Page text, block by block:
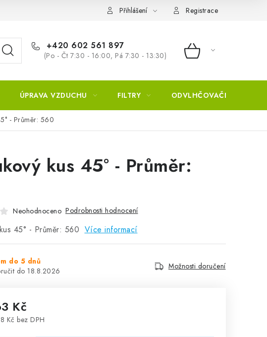
Přihlášení Registrace
+420 602 561 897
(Po - Čt 7:30 - 16:00, Pá 7:30 - 13:30) NÁKUPNÍ
ÚPRAVA VZDUCHU FILTRY ODVLHČOVAČE
- Průměr: 560
kus 45° - Průměr:
Neohodnoceno Podrobnosti hodnocení
45° - Průměr: 560 Více informací
do 5 dnů
18.8.2026
Možnosti doručení
Kč
Kč bez DPH